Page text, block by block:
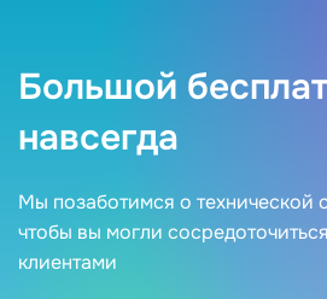
Большой
навсегда
Мы позаботимся о технической
чтобы вы могли
клиентами